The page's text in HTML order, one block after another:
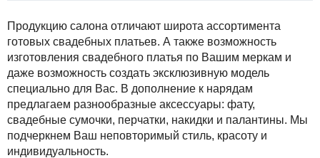
Продукцию салона отличают широта ассортимента
готовых свадебных платьев. А также возможность
изготовления свадебного платья по Вашим меркам и
даже возможность создать эксклюзивную модель
специально для Вас. В дополнение к нарядам
предлагаем разнообразные аксессуары: фату,
свадебные сумочки, перчатки, накидки и палантины. Мы
подчеркнем Ваш неповторимый стиль, красоту и
индивидуальность.